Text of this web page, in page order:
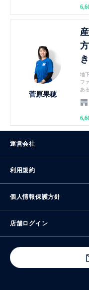
菅原果穂
地
フ
あ
運営会社
利用規約
個人情報保護方針
店舗ログイン